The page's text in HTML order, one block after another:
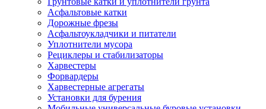
Асфальтовые катки
Дорожные фрезы
Асфальтоукладчики и питатели
Уплотнители мусора
Рециклеры и стабилизаторы
Харвестеры
Форвардеры
Харвестерные агрегаты
Установки для бурения